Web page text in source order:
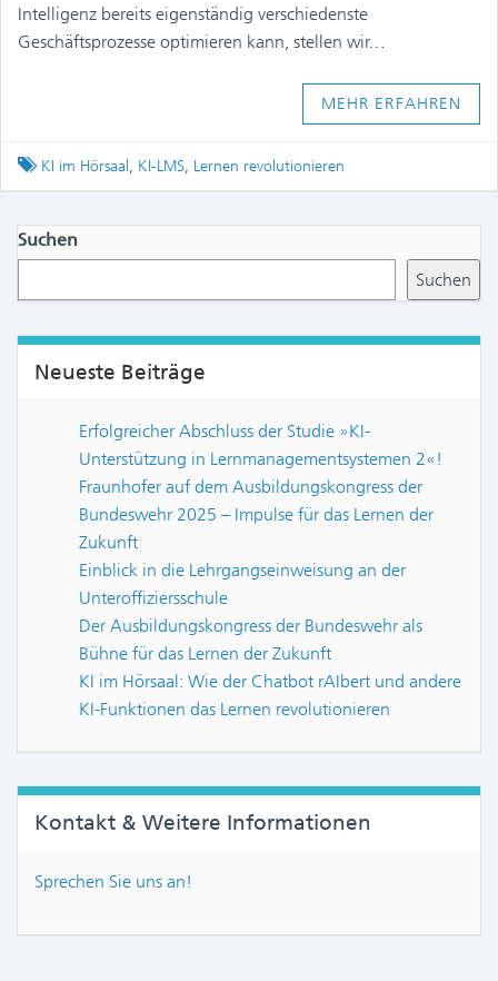
Intelligenz bereits eigenständig verschiedenste
Geschäftsprozesse optimieren kann, stellen wir…
MEHR ERFAHREN
Tagged
KI im Hörsaal , KI-LMS, Lernen revolutionieren
Suchen
Suchen
Neueste Beiträge
Erfolgreicher Abschluss der Studie »KI-
Unterstützung in Lernmanagementsystemen 2«!
Fraunhofer auf dem Ausbildungskongress der
Bundeswehr 2025 – Impulse für das Lernen der
Zukunft
Einblick in die Lehrgangseinweisung an der
Unteroffiziersschule
Der Ausbildungskongress der Bundeswehr als
Bühne für das Lernen der Zukunft
KI im Hörsaal: Wie der Chatbot rAIbert und andere
KI-Funktionen das Lernen revolutionieren
Kontakt & Weitere Informationen
Sprechen Sie uns an!